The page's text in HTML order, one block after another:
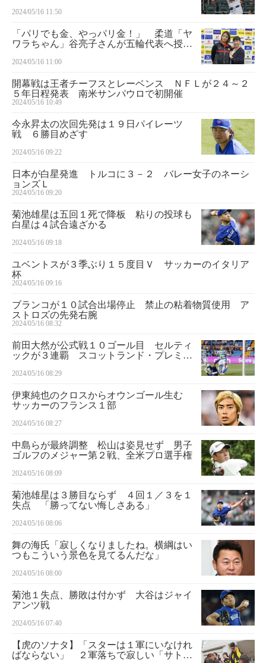
2024/05/16 11:50
「パリでも金、やっパリ金！」 柔道「ヤ
ワラちゃん」谷亮子さんが五輪代表へ授け
2024/05/16 11:00
開幕戦は王者チーフスとレーベンス ＮＦＬが２４～２
５年日程発表 南米サンパウロで初開催
2024/05/16 10:49
今永昇太の次回先発は１９日パイレーツ
戦 ６勝目めざす
2024/05/16 09:22
日本が白星発進 トルコに３－２ バレー女子のネーシ
ョンズＬ
2024/05/16 09:20
菊池雄星は五回１死で降板 粘りの投球も
白星は４試合遠ざかる
2024/05/16 09:18
ユベントスが３季ぶり１５度目Ｖ サッカーのイタリア
杯
2024/05/16 09:16
ブランコが１０試合出場停止 禁止の粘着物質使用 ア
ストロズの先発右腕
2024/05/16 08:32
前田大然が公式戦１０ゴール目 セルティ
ックが３連覇 スコットランド・プレミア
2024/05/16 08:29
伊東純也のクロスからオウンゴール生む
サッカーのフランス１部
2024/05/16 08:27
中島らが最終調整 松山は姿見せず 男子
ゴルフのメジャー第２戦、全米プロ選手権
2024/05/16 08:09
菊池雄星は３勝目ならず ４回１／３を１
失点 「勝ってない悔しさある」
2024/05/16 08:06
舞の海氏「寂しくなりましたね。横綱はい
つもこういう景色を見てるんだな」
2024/05/16 08:00
菊池１失点、勝敗は付かず 大谷はジャイ
アンツ戦
2024/05/16 07:40
【虎のソナタ】「スターは１軍にいなけれ
ばならない」 ２軍落ちで寂しい「サトテ